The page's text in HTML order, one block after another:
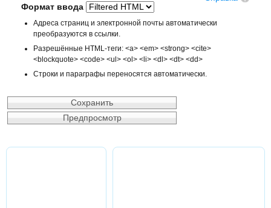
Формат ввода
Адреса страниц и электронной почты автоматически
преобразуются в ссылки.
Разрешённые HTML-теги: <a> <em> <strong> <cite>
<blockquote> <code> <ul> <ol> <li> <dl> <dt> <dd>
Строки и параграфы переносятся автоматически.